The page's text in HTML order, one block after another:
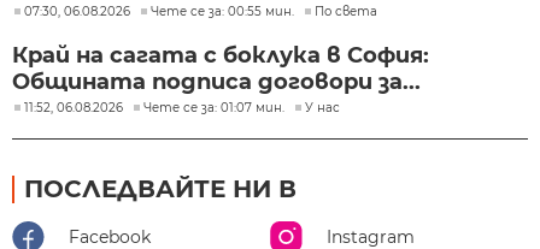
07:30, 06.08.2026 Чете се за: 00:55 мин. По света
Край на сагата с боклука в София:
Общината подписа договори за...
11:52, 06.08.2026 Чете се за: 01:07 мин. У нас
ПОСЛЕДВАЙТЕ НИ В
Facebook Instagram